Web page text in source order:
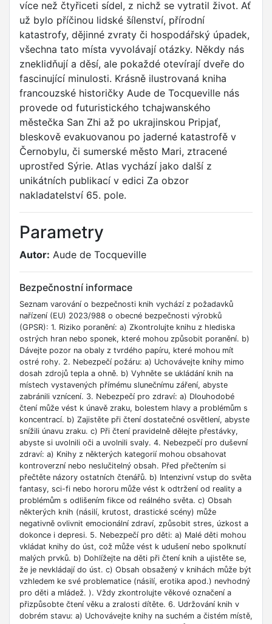
více než čtyřiceti sídel, z nichž se vytratil život. Ať
už bylo příčinou lidské šílenství, přírodní
katastrofy, dějinné zvraty či hospodářský úpadek,
všechna tato místa vyvolávají otázky. Někdy nás
zneklidňují a děsí, ale pokaždé otevírají dveře do
fascinující minulosti. Krásně ilustrovaná kniha
francouzské historičky Aude de Tocqueville nás
provede od futuristického tchajwanského
městečka San Zhi až po ukrajinskou Pripjať,
bleskově evakuovanou po jaderné katastrofě v
Černobylu, či sumerské město Mari, ztracené
uprostřed Sýrie. Atlas vychází jako další z
unikátních publikací v edici Za obzor
nakladatelství 65. pole.
Parametry
Autor: Aude de Tocqueville
Bezpečnostní informace
Seznam varování o bezpečnosti knih vychází z požadavků
nařízení (EU) 2023/988 o obecné bezpečnosti výrobků
(GPSR): 1. Riziko poranění: a) Zkontrolujte knihu z hlediska
ostrých hran nebo sponek, které mohou způsobit poranění. b)
Dávejte pozor na obaly z tvrdého papíru, které mohou mít
ostré rohy. 2. Nebezpečí požáru: a) Uchovávejte knihy mimo
dosah zdrojů tepla a ohně. b) Vyhněte se ukládání knih na
místech vystavených přímému slunečnímu záření, abyste
zabránili vznícení. 3. Nebezpečí pro zdraví: a) Dlouhodobé
čtení může vést k únavě zraku, bolestem hlavy a problémům s
koncentrací. b) Zajistěte při čtení dostatečné osvětlení, abyste
snížili únavu zraku. c) Při čtení pravidelně dělejte přestávky,
abyste si uvolnili oči a uvolnili svaly. 4. Nebezpečí pro duševní
zdraví: a) Knihy z některých kategorií mohou obsahovat
kontroverzní nebo neslučitelný obsah. Před přečtením si
přečtěte názory ostatních čtenářů. b) Intenzivní vstup do světa
fantasy, sci-fi nebo hororu může vést k odtržení od reality a
problémům s odlišením fikce od reálného světa. c) Obsah
některých knih (násilí, krutost, drastické scény) může
negativně ovlivnit emocionální zdraví, způsobit stres, úzkost a
dokonce i depresi. 5. Nebezpečí pro děti: a) Malé děti mohou
vkládat knihy do úst, což může vést k udušení nebo spolknutí
malých prvků. b) Dohlížejte na děti při čtení knih a ujistěte se,
že je nevkládají do úst. c) Obsah obsažený v knihách může být
vzhledem ke své problematice (násilí, erotika apod.) nevhodný
pro děti a mládež. ). Vždy zkontrolujte věkové označení a
přizpůsobte čtení věku a zralosti dítěte. 6. Udržování knih v
dobrém stavu: a) Uchovávejte knihy na suchém a čistém místě,